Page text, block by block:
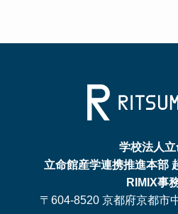
学校法人
立命館産学連携推進本部
RIMIX事
〒604-8520 京都府京都市